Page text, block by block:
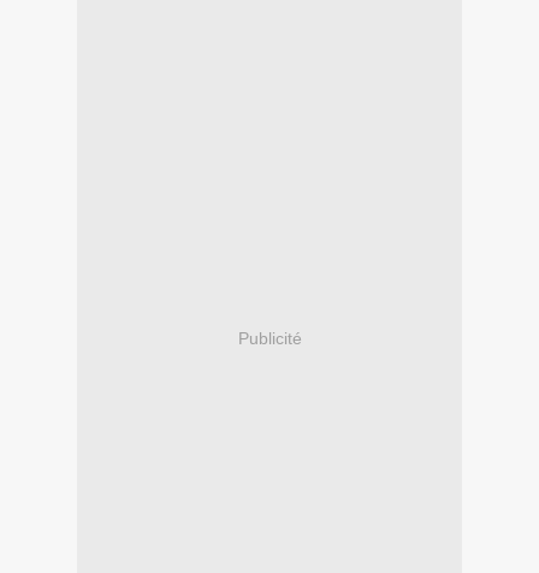
Publicité